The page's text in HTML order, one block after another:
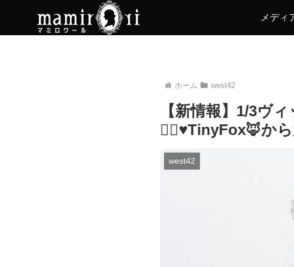
メディ
ホーム west42
【新情報】1/3ヴ
💇‍♀️♥️TinyFox🦊か
west42